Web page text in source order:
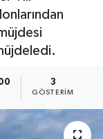
3
GÖSTERIM